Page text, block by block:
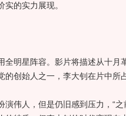
的实力展现。
明星阵容。影片将描述从十月
创始人之一，李大钊在片中所
伟人，但是仍旧感到压力，“之